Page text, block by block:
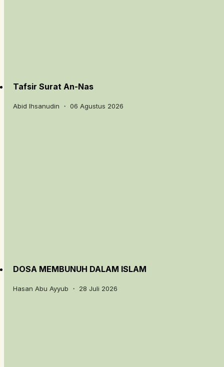
Tafsir Surat An-Nas
Abid Ihsanudin ・ 06 Agustus 2026
DOSA MEMBUNUH DALAM ISLAM
Hasan Abu Ayyub ・ 28 Juli 2026